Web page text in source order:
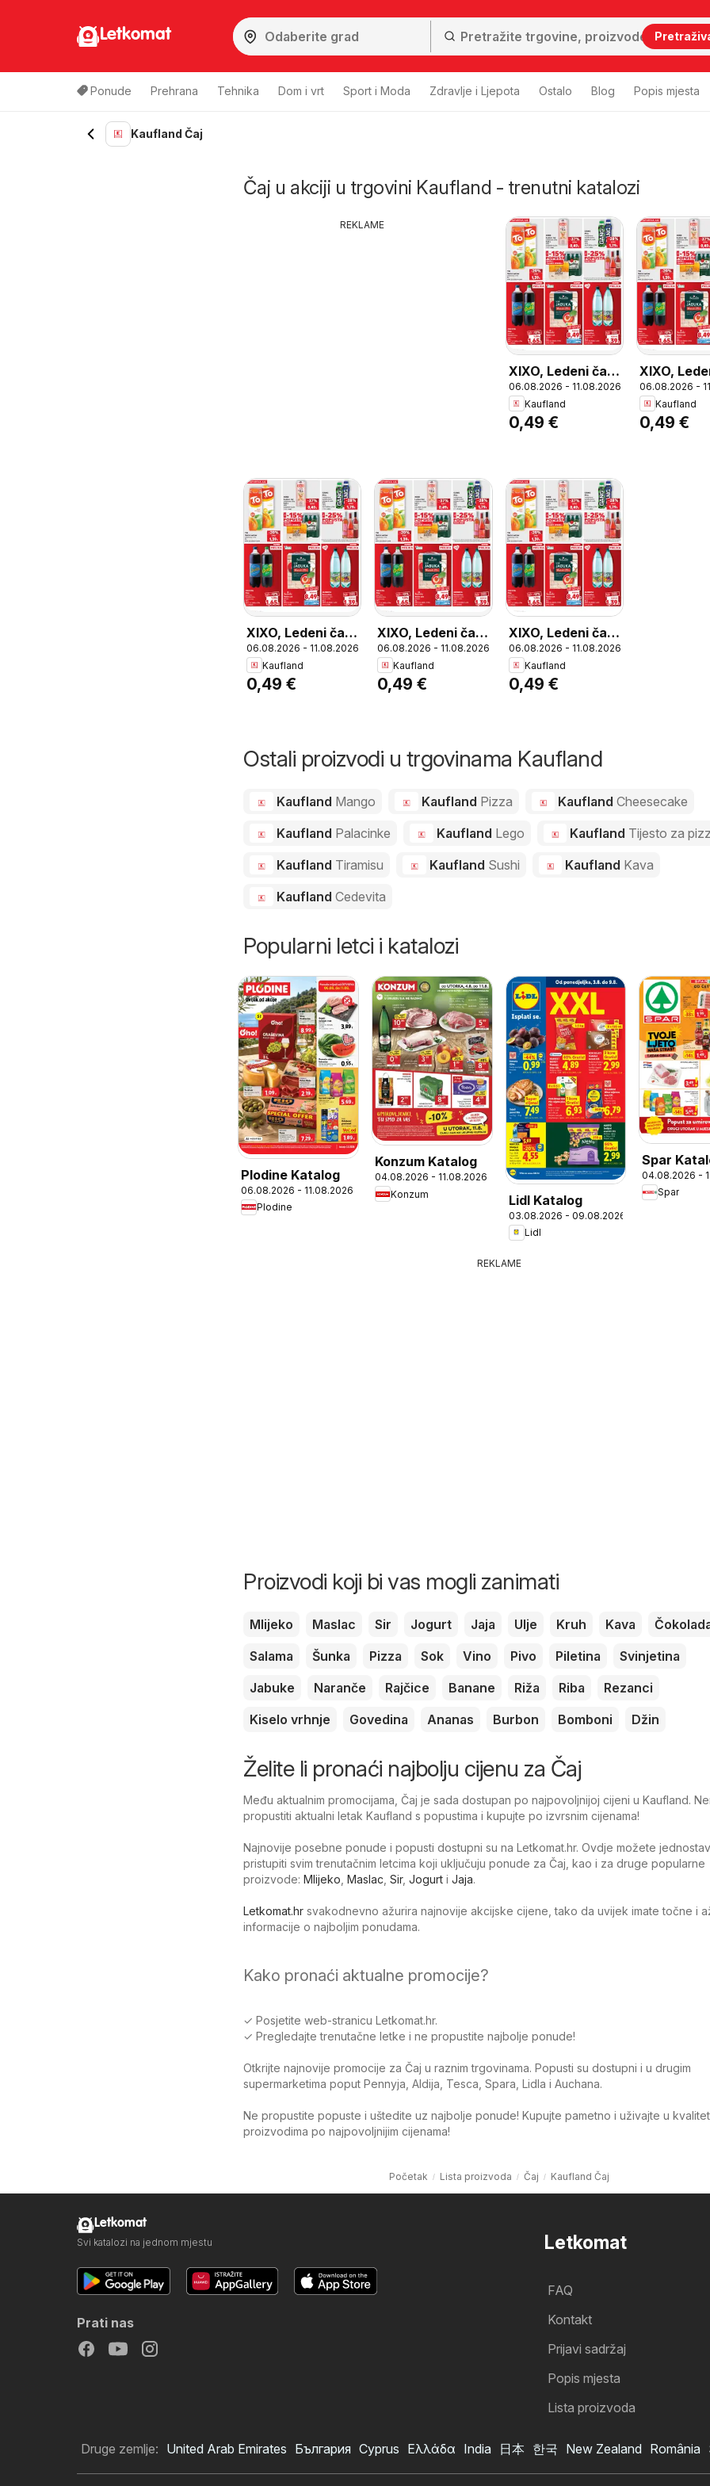
Letkomat
Ponude Prehrana Tehnika Dom i vrt Sport i Moda Zdravlje i Ljepota Ostalo Blog Popis mjesta
Kaufland Čaj
Čaj u akciji u trgovini Kaufland - trenutni katalozi
REKLAME
XIXO, Ledeni čaj,
odabrane vrste,
0,25 L
06.08.2026 - 11.08.2026
Kaufland
0,49 €
XIXO,
odabrane
0,25 L
06.08.2026 -
Kaufland
0,49 €
XIXO, Ledeni čaj,
odabrane vrste,
0,25 L
06.08.2026 - 11.08.2026
Kaufland
0,49 €
XIXO, Ledeni čaj,
odabrane vrste,
0,25 L
06.08.2026 - 11.08.2026
Kaufland
0,49 €
XIXO, Ledeni čaj,
odabrane vrste,
0,25 L
06.08.2026 - 11.08.2026
Kaufland
0,49 €
Ostali proizvodi u trgovinama Kaufland
Kaufland Mango Kaufland Pizza KauflandCheesecake
Kaufland Palacinke Kaufland Lego Kaufland Tijesto za
Kaufland Tiramisu Kaufland Sushi Kaufland Kava
Kaufland Cedevita
Popularni letci i katalozi
Plodine Katalog
06.08.2026 - 11.08.2026
Plodine
Konzum Katalog
04.08.2026 - 11.08.2026
Konzum
Lidl Katalog
03.08.2026 - 09.08.2026
Lidl
Spar
04.08.2026 -
Spar
REKLAME
Proizvodi koji bi vas mogli zanimati
Mlijeko Maslac Sir Jogurt Jaja Ulje Kruh Kava
Salama
Šunka Pizza Sok Vino Pivo Piletina
Svinjetina
Jabuke
Naranče Rajčice Banane Riža Riba
Rezanci
Kiselo vrhnje
Govedina Ananas Burbon Bomboni Džin
Želite li pronaći najbolju cijenu za Čaj
Među aktualnim promocijama, Čaj je sada dostupan po najpovoljnijoj cijeni u Kaufland.
propustiti aktualni letak Kaufland s popustima i kupujte po izvrsnim cijenama!
Najnovije posebne ponude i popusti dostupni su na Letkomat.hr. Ovdje možete
pristupiti svim trenutačnim letcima koji uključuju ponude za Čaj, kao i za druge popularne
proizvode: Mlijeko Maslac Sir, Jogurt i Jaja.
Letkomat.hr svakodnevno ažurira najnovije akcijske cijene, tako da uvijek imate točne i
informacije o najboljim ponudama.
Kako pronaći aktualne promocije?
✓ Posjetite web-stranicu Letkomat.hr.
✓ Pregledajte trenutačne letke i ne propustite najbolje ponude!
Otkrijte najnovije promocije za Čaj u raznim trgovinama. Popusti su dostupni i u drugim
supermarketima poput Pennyja, Aldija, Tesca, Spara, Lidla i Auchana.
Ne propustite popuste i uštedite uz najbolje ponude! Kupujte pametno i uživajte u
proizvodima po najpovoljnijim cijenama!
Početak Lista proizvoda Čaj Kaufland Čaj
Letkomat
FAQ
Kontakt
Prijavi sadržaj
Popis mjesta
Lista proizvoda
Letkomat
Svi katalozi na jednom mjestu
Prati nas
Druge zemlje: United Arab Emirates България Cyprus Ελλάδα India 日本 한국 New Zealand România